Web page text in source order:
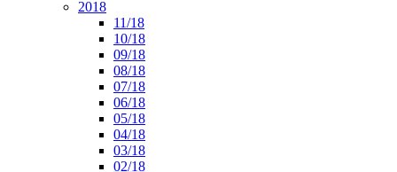
2018
11/18
10/18
09/18
08/18
07/18
06/18
05/18
04/18
03/18
02/18